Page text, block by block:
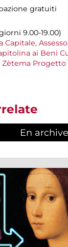
gratuiti
9.00-19.00)
Capitale,
ai Beni
Zètema Progetto
En archive